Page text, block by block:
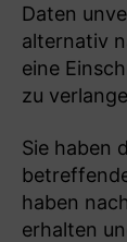
Daten
alternativ
eine
zu
Sie haben
haben
erhalten